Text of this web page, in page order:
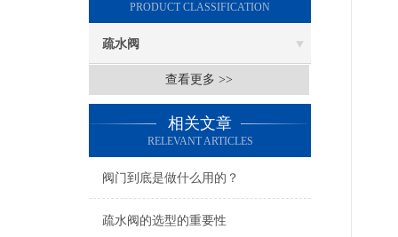
PRODUCT CLASSIFICATION
疏水阀
查看更多 >>
相关文章
RELEVANT ARTICLES
阀门到底是做什么用的？
疏水阀的选型的重要性